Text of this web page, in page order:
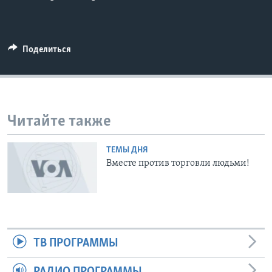
СОЦИАЛЬНЫЕ СЕТИ
Поделиться
Читайте также
ТЕМЫ ДНЯ
Вместе против торговли людьми!
ТВ ПРОГРАММЫ